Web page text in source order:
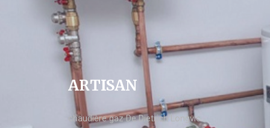
ARTISAN
chaudière gaz De Dietrich Longvic